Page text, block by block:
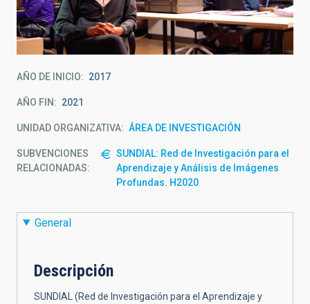
AÑO DE INICIO 2017
AÑO FIN 2021
UNIDAD ORGANIZATIVA ÁREA DE INVESTIGACIÓN
SUBVENCIONES
RELACIONADAS:
SUNDIAL: Red de Investigación para el
Aprendizaje y Análisis de Imágenes
Profundas. H2020
General
Descripción
SUNDIAL (Red de Investigación para el Aprendizaje y